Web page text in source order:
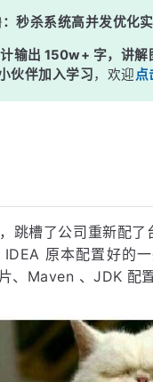
：秒杀系统高并发优化
输出 150w+ 字，讲解
伙伴加入学习，欢迎点
跳槽了公司重新配
原本配置好的
、Maven 、JDK 配